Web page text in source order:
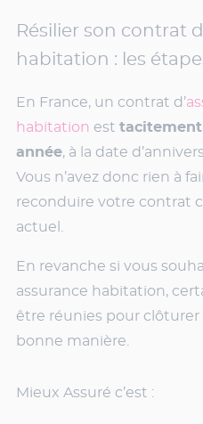
Résilier son contrat
habitation : les
En France, un contrat d’
habitation est
année, à la date
Vous n’avez donc rien à
reconduire votre contrat
actuel.
En revanche si vous
assurance habitation,
être réunies pour
bonne manière.
Mieux Assuré c’est :